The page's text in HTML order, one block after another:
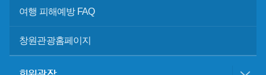
여행 피해예방 FAQ
창원관광홈페이지